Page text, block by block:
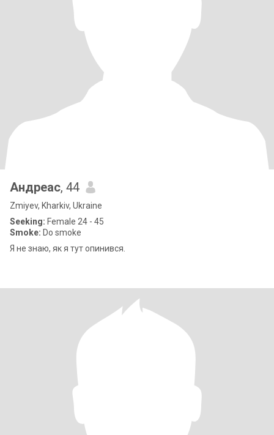
Андреас, 44
Zmiyev, Kharkiv, Ukraine
Seeking: Female 24 - 45
Smoke: Do smoke
Я не знаю, як я тут опинився.